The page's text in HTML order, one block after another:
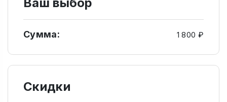
Ваш выбор
Сумма: 1 800 ₽
Скидки